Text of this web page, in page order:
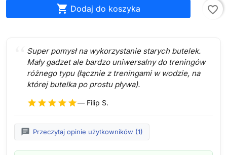
 Dodaj do koszyka favorite_border
Super pomysł na wykorzystanie starych butelek.
Mały gadzet ale bardzo uniwersalny do treningów
różnego typu (łącznie z treningami w wodzie, na
której butelka po prostu pływa).
star star star star star— Filip S.
chat Przeczytaj opinie użytkowników (1)